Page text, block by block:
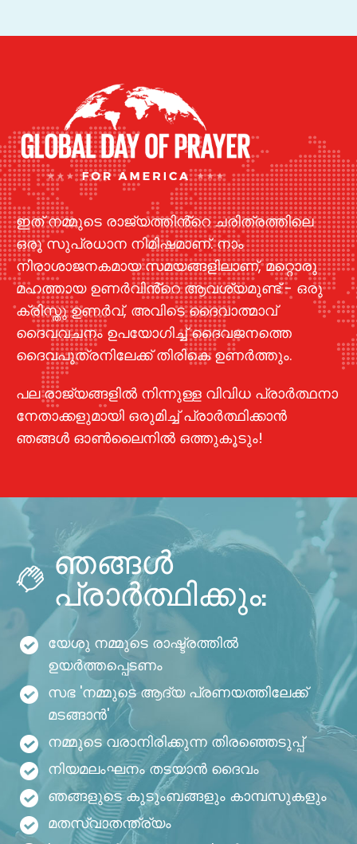
ഇത് നമ്മുടെ രാജ്യത്തിൻ്റെ ചരിത്രത്തിലെ
ഒരു സുപ്രധാന നിമിഷമാണ്. നാം
നിരാശാജനകമായ സമയങ്ങളിലാണ്, മറ്റൊരു
മഹത്തായ ഉണർവിൻ്റെ ആവശ്യമുണ്ട് - ഒരു
ക്രിസ്തു ഉണർവ്, അവിടെ ദൈവാത്മാവ്
ദൈവവചനം ഉപയോഗിച്ച് ദൈവജനത്തെ
ദൈവപുത്രനിലേക്ക് തിരികെ ഉണർത്തും.
പല രാജ്യങ്ങളിൽ നിന്നുള്ള വിവിധ പ്രാർത്ഥനാ
നേതാക്കളുമായി ഒരുമിച്ച് പ്രാർത്ഥിക്കാൻ
ഞങ്ങൾ ഓൺലൈനിൽ ഒത്തുകൂടും!
ഞങ്ങൾ
പ്രാർത്ഥിക്കും:
യേശു നമ്മുടെ രാഷ്ട്രത്തിൽ
ഉയർത്തപ്പെടണം
സഭ 'നമ്മുടെ ആദ്യ പ്രണയത്തിലേക്ക്
മടങ്ങാൻ'
നമ്മുടെ വരാനിരിക്കുന്ന തിരഞ്ഞെടുപ്പ്
നിയമലംഘനം തടയാൻ ദൈവം
ഞങ്ങളുടെ കുടുംബങ്ങളും കാമ്പസുകളും
മതസ്വാതന്ത്ര്യം